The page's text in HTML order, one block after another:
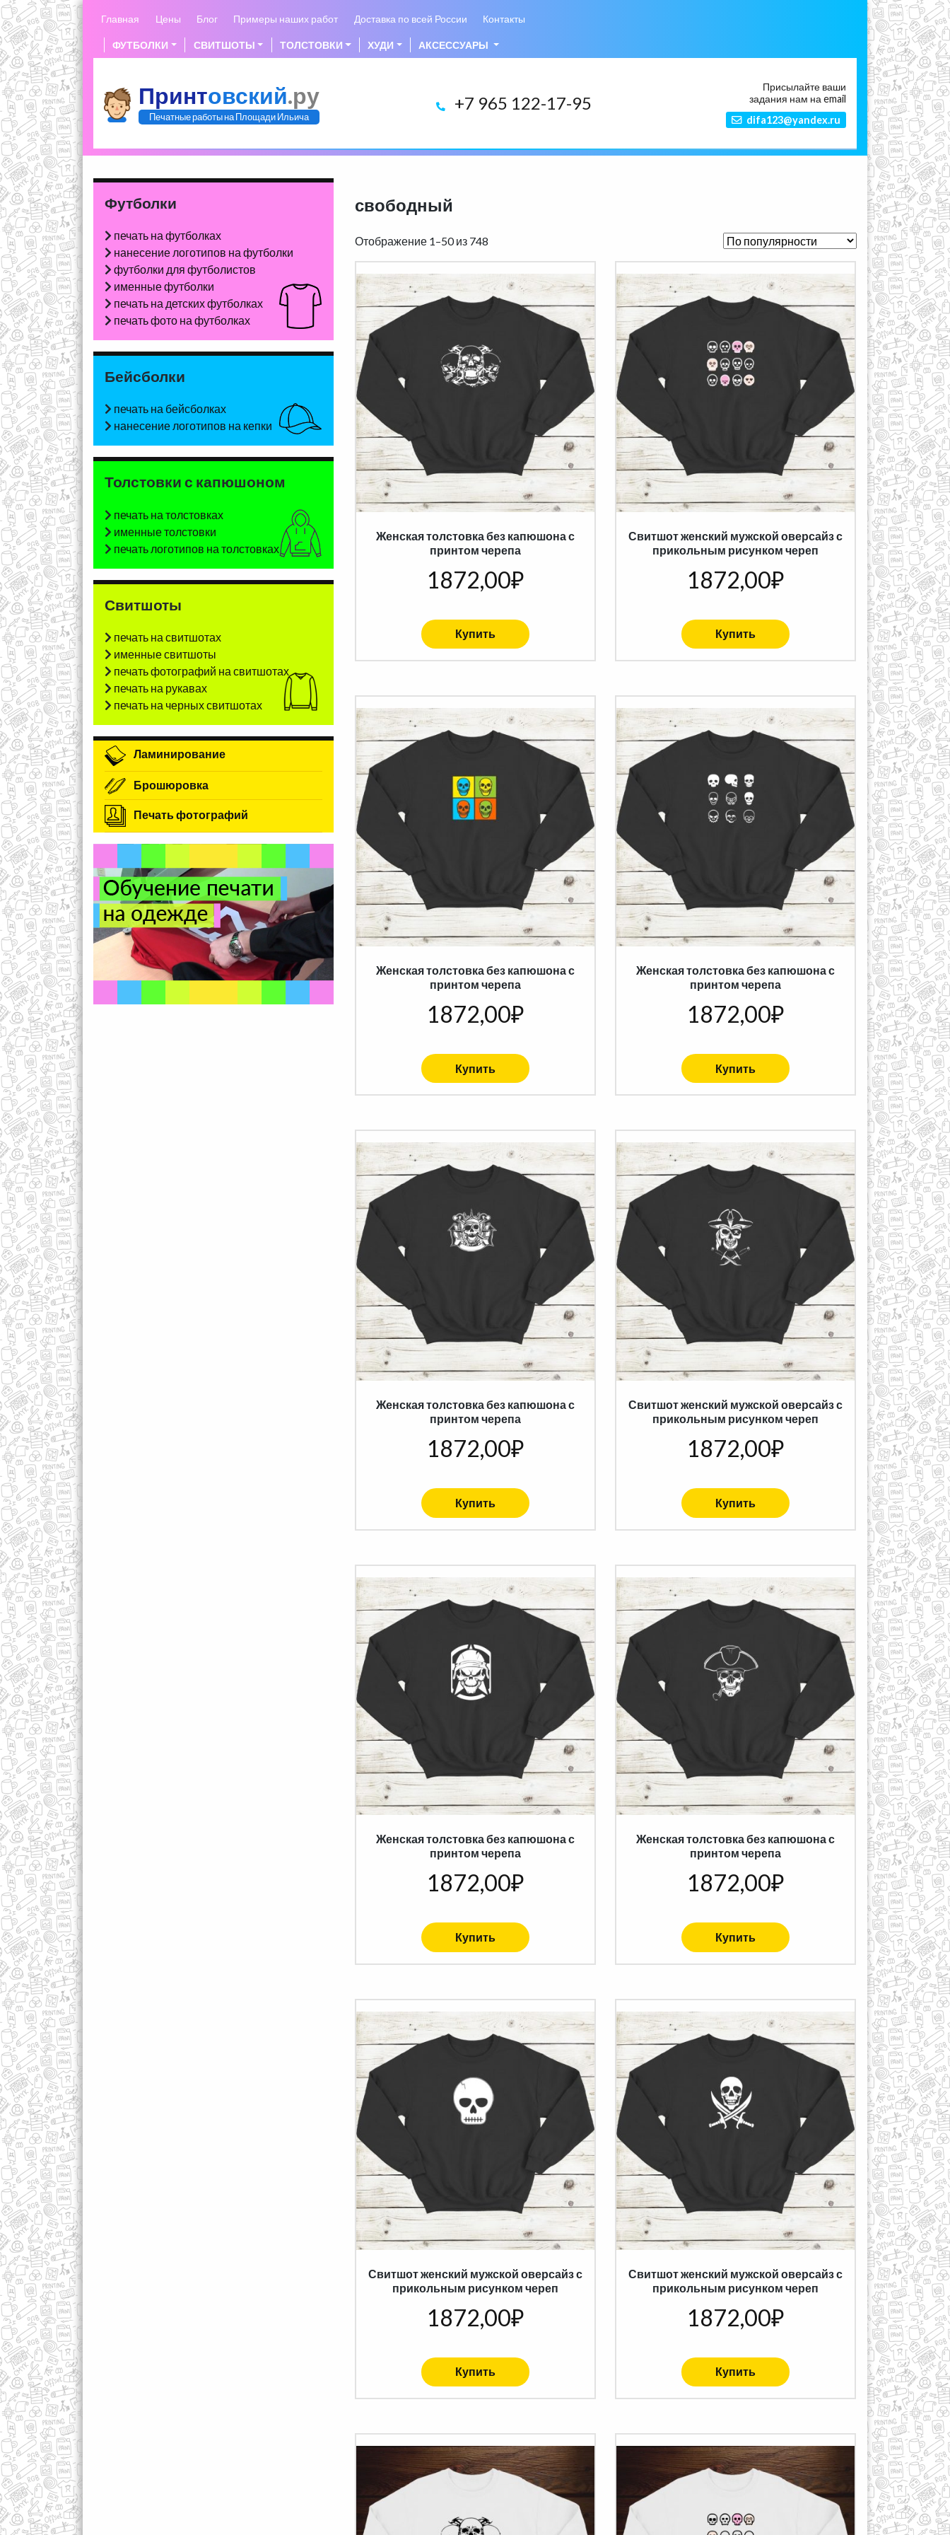
content
Главная Цены Блог Примеры наших работ Доставка по всей России Контакты
ФУТБОЛКИ СВИТШОТЫ ТОЛСТОВКИ ХУДИ АКСЕССУАРЫ
Принтовский.ру
Печатные работы на Площади Ильича
+7 965 122-17-95
Присылайте ваши
задания нам на email
difa123@yandex.ru
Футболки
печать на футболках
нанесение логотипов на футболки
футболки для футболистов
именные футболки
печать на детских футболках
печать фото на футболках
Бейсболки
печать на бейсболках
нанесение логотипов на кепки
Толстовки с капюшоном
печать на толстовках
именные толстовки
печать логотипов на толстовках
Свитшоты
печать на свитшотах
именные свитшоты
печать фотографий на свитшотах
печать на рукавах
печать на черных свитшотах
Ламинирование
Брошюровка
Печать фотографий
свободный
Отображение 1–50 из 748
Женская толстовка без капюшона с
принтом черепа
1872,00₽
Купить
Свитшот женский мужской оверсайз с
прикольным рисунком череп
1872,00₽
Купить
Женская толстовка без капюшона с
принтом черепа
1872,00₽
Купить
Женская толстовка без капюшона с
принтом черепа
1872,00₽
Купить
Женская толстовка без капюшона с
принтом черепа
1872,00₽
Купить
Свитшот женский мужской оверсайз с
прикольным рисунком череп
1872,00₽
Купить
Женская толстовка без капюшона с
принтом черепа
1872,00₽
Купить
Женская толстовка без капюшона с
принтом черепа
1872,00₽
Купить
Свитшот женский мужской оверсайз с
прикольным рисунком череп
1872,00₽
Купить
Свитшот женский мужской оверсайз с
прикольным рисунком череп
1872,00₽
Купить